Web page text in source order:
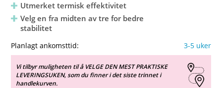
Utmerket termisk effektivitet
Velg en fra midten av tre for bedre
stabilitet
Planlagt ankomsttid: 3-5 uker
Vi tilbyr muligheten til å VELGE DEN MEST PRAKTISKE
LEVERINGSUKEN, som du finner i det siste trinnet i
handlekurven.